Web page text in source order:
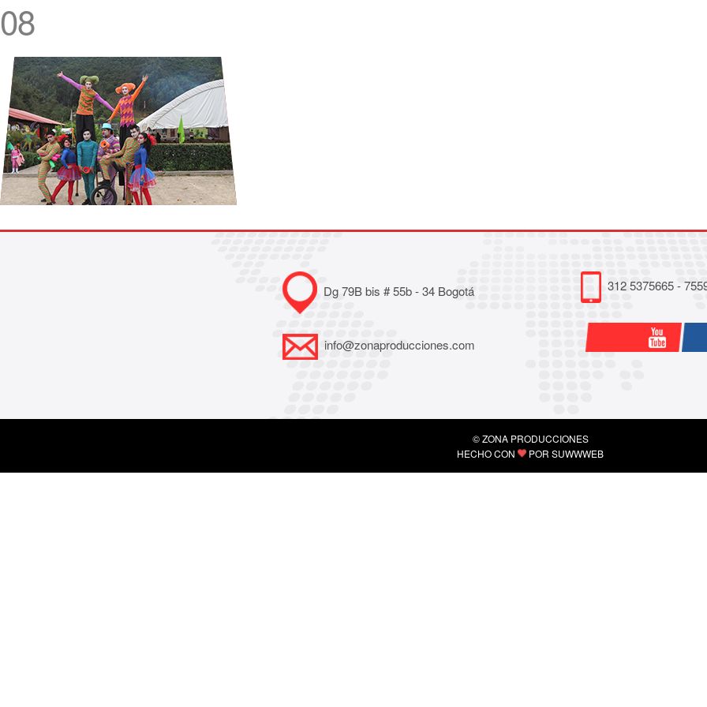
08
Dg 79B bis # 55b - 34 Bogotá
info@zonaproducciones.com
312 5375665 -
© ZONA PRODUCCIONES
HECHO CON
POR SUWWWEB